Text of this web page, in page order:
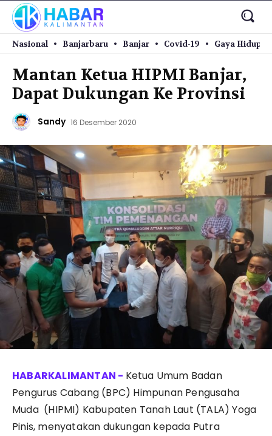
Nasional Banjarbaru Banjar Covid-19 Gaya Hidup
Mantan Ketua HIPMI Banjar,
Dapat Dukungan Ke Provinsi
Sandy 16 Desember 2020
Ketua Umum Badan
Pengurus Cabang (BPC) Himpunan Pengusaha
Muda (HIPMI) Kabupaten Tanah Laut (TALA) Yoga
Pinis, menyatakan dukungan kepada Putra